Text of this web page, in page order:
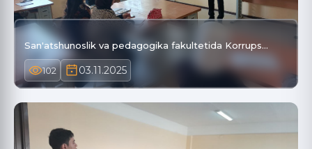
San'atshunoslik va pedagogika fakultetida Korrups…
102 03.11.2025